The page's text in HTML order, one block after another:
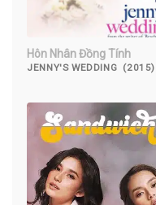
Hôn Nhân Đồng Tính
JENNY'S WEDDING (2015)